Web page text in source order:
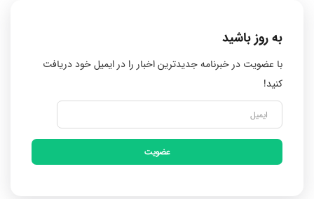
به روز باشید
با عضویت در خبرنامه جدیدترین اخبار را در ایمیل خود دریافت
کنید!
عضویت